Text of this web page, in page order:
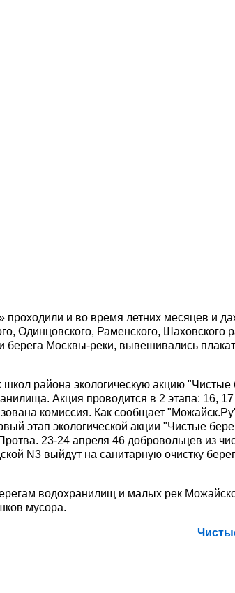
и во время летних месяцев и
Одинцовского, Раменского, Шаховского
берега Москвы-реки, вывешивались
района экологическую акцию "Чистые
Акция проводится в 2 этапа: 16, 17
комиссия. Как сообщает
этап экологической акции "Чистые
23-24 апреля 46 добровольцев из
N3 выйдут на санитарную очистку
водохранилищ и малых рек
мусора.